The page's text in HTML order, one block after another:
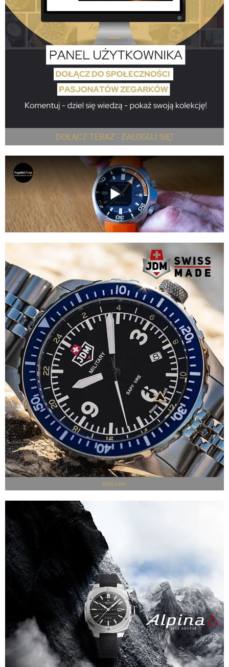
DOŁĄCZ TERAZ - ZALOGUJ SIĘ!
REKLAMA